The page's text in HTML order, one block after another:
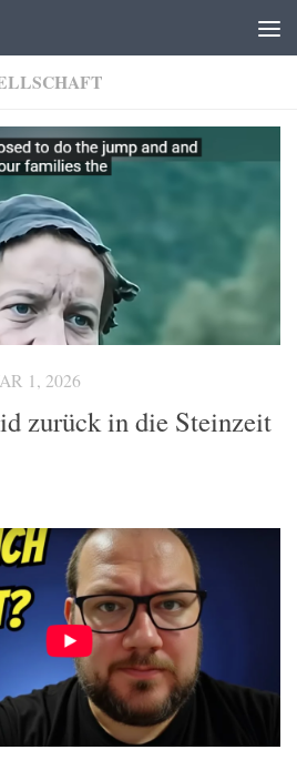
1, 2026
zurück in die Steinzeit